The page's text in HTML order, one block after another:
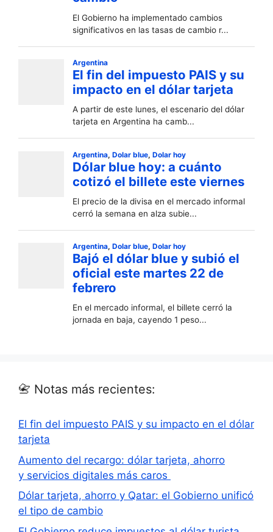
📇 Notas más recientes:
El fin del impuesto PAIS y su impacto en el dólar
tarjeta
Aumento del recargo: dólar tarjeta, ahorro
y servicios digitales más caros
Dólar tarjeta, ahorro y Qatar: el Gobierno unificó
el tipo de cambio